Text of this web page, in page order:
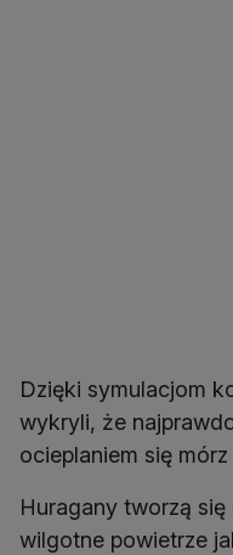
Dzięki symulacjom
wykryli, że
ocieplaniem się
Huragany tworzą
wilgotne powietrze